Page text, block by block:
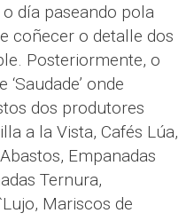
día paseando pola
coñecer o detalle dos
Posteriormente, o
onde
dos produtores
a la Vista, Cafés Lúa,
Empanadas
Ternura,
Mariscos de